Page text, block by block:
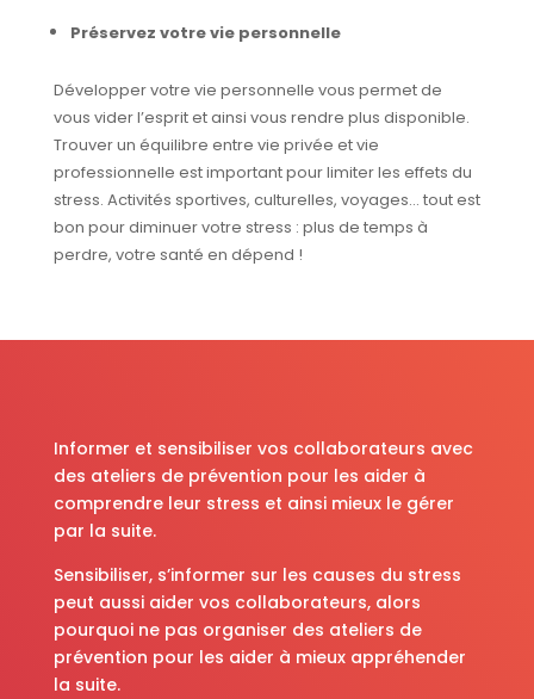
Préservez votre vie personnelle
Développer votre vie personnelle vous permet de
vous vider l’esprit et ainsi vous rendre plus disponible.
Trouver un équilibre entre vie privée et vie
professionnelle est important pour limiter les effets du
stress. Activités sportives, culturelles, voyages… tout est
bon pour diminuer votre stress : plus de temps à
perdre, votre santé en dépend !
Informer et sensibiliser vos collaborateurs avec
des ateliers de prévention pour les aider à
comprendre leur stress et ainsi mieux le gérer
par la suite.
Sensibiliser, s’informer sur les causes du stress
peut aussi aider vos collaborateurs, alors
pourquoi ne pas organiser des ateliers de
prévention pour les aider à mieux appréhender
la suite.